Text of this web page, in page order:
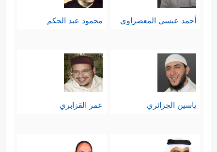
أحمد عيسي المعصراوي محمود عبد الحكم
ياسين الجزائري عمر القزابري